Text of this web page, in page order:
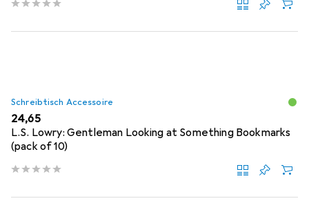
Schreibtisch Accessoire
EUR
24,65
L.S. Lowry: Gentleman Looking at Something Bookmarks
(pack of 10)